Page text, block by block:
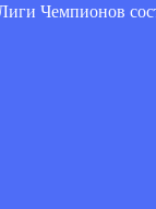
Чемпионов